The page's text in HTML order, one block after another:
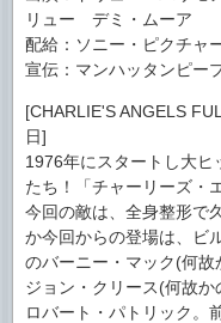
リュー デミ・ムーア
配給：ソニー・ピクチャ
宣伝：マンハッタンピー
[CHARLIE'S ANGELS
日]
1976年にスタートし大
たち！「チャーリーズ・
今回の敵は、全身整形で
か今回からの登場は、ビ
のバーニー・マック(何
ジョン・クリース(何故
ロバート・パトリック。